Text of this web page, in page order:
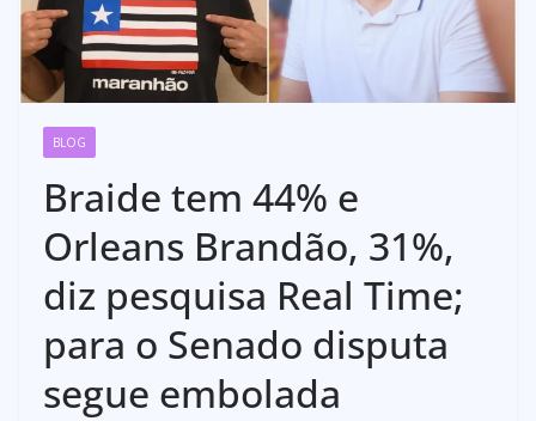
BLOG
Braide tem 44% e
Orleans Brandão, 31%,
diz pesquisa Real Time;
para o Senado disputa
segue embolada